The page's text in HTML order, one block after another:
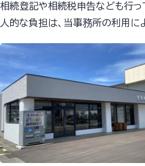
相続登記や相続税申告なども行っ
人的な負担は、当事務所の利用に